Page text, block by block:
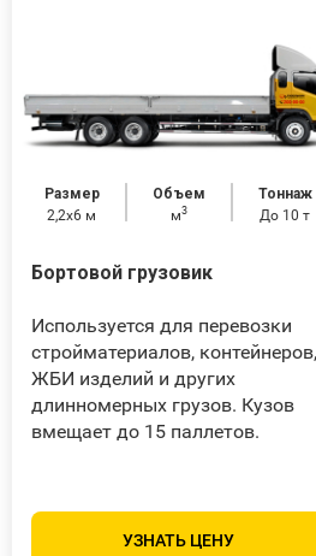
Размер
2,2x6 м
Объем
м3
Тоннаж
До 10 т
Бортовой грузовик
Используется для перевозки
стройматериалов, контейнеров,
ЖБИ изделий и других
длинномерных грузов. Кузов
вмещает до 15 паллетов.
УЗНАТЬ ЦЕНУ